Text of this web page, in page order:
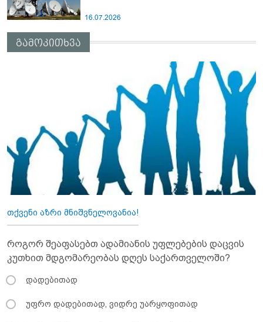
16.07.2026
გამოკითხვა
თქვენი აზრი მნიშვნელოვანია!
როგორ შეაფასებთ ადამიანის უფლებების დაცვის
კუთხით მდგომარეობას დღეს საქართველოში?
დადებითად
უფრო დადებითად, ვიდრე უარყოფითად